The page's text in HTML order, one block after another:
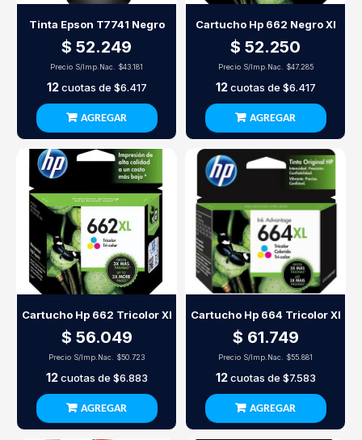
Tinta Epson T7741 Negro
$ 52.249
Precio S/Imp.Nac. $43.181
12cuotas de $6.417
AGREGAR
Cartucho Hp 662 Negro Xl
$ 52.250
Precio S/Imp.Nac. $47.285
12cuotas de $6.417
AGREGAR
Cartucho Hp 662 Tricolor Xl
$ 56.049
Precio S/Imp.Nac. $50.723
12cuotas de $6.883
AGREGAR
Cartucho Hp 664 Tricolor Xl
$ 61.749
Precio S/Imp.Nac. $55.881
12cuotas de $7.583
AGREGAR